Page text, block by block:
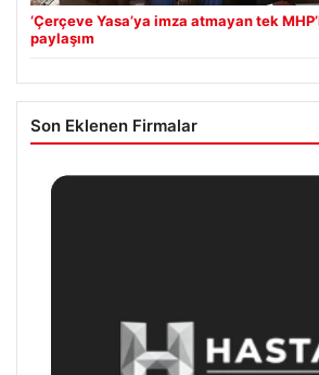
‘Çerçeve Yasa’ya imza atmayan tek
paylaşım
Son Eklenen Firmalar